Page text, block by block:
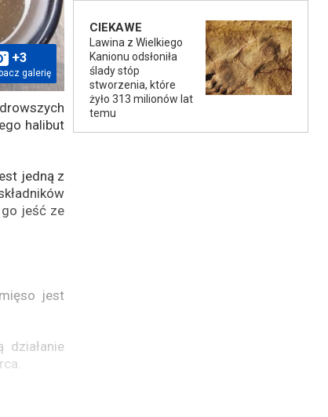
+3
galerię
halibut
jedną z
jeść ze
jest
działanie
CIEKAWE
Lawina z Wielkiego
Kanionu odsłoniła
ślady stóp
stworzenia, które
żyło 313 milionów lat
temu